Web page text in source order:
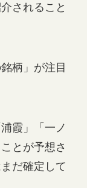
されること
柄」が注目
霞」「一ノ
とが予想さ
だ確定して